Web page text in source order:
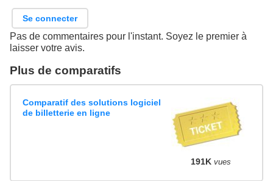
Se connecter
Pas de commentaires pour l'instant. Soyez le premier à
laisser votre avis.
Plus de comparatifs
Comparatif des solutions logiciel
de billetterie en ligne
191K vues